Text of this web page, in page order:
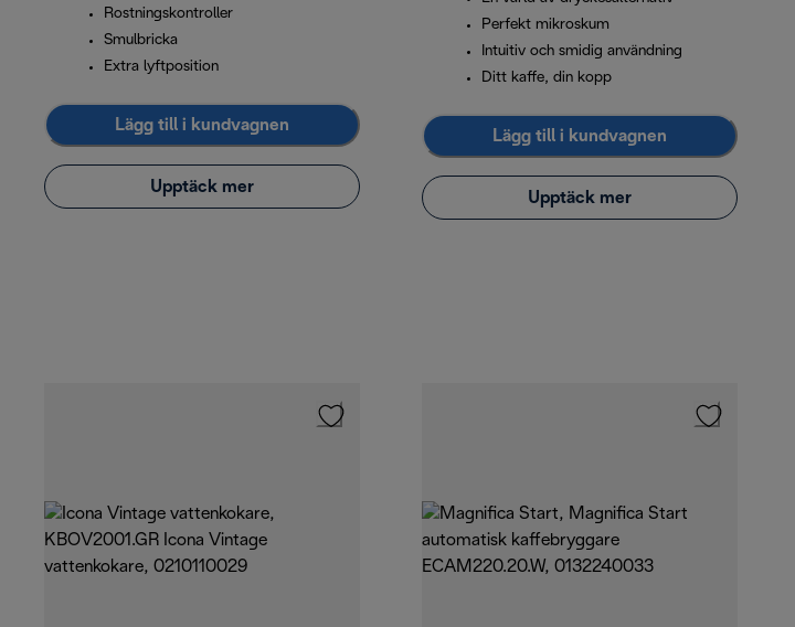
Rostningskontroller
Smulbricka
Extra lyftposition
Lägg till i kundvagnen
Upptäck mer
Perfekt mikroskum
Intuitiv och smidig användning
Ditt kaffe, din kopp
Lägg till i kundvagnen
Upptäck mer